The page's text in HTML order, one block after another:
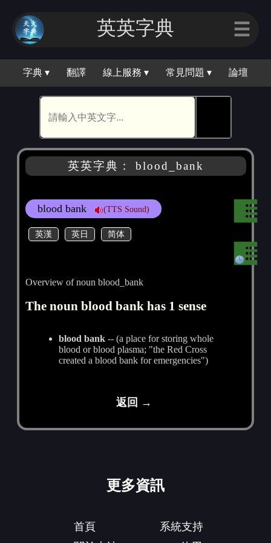
英英字典 ☰
字典 ▾ 翻譯 線上服務 ▾ 常見問題 ▾ 論壇
英英字典： blood_bank
blood bank (TTS Sound)
英漢 英日 简体
Overview of noun blood_bank
The noun blood bank has 1 sense
blood bank -- (a place for storing whole
blood or blood plasma; "the Red Cross
created a blood bank for emergencies")
返回 →
更多資訊
首頁
系統支持